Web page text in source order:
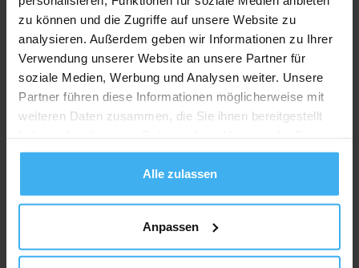
zu können und die Zugriffe auf unsere Website zu
analysieren. Außerdem geben wir Informationen zu Ihrer
Verwendung unserer Website an unsere Partner für
soziale Medien, Werbung und Analysen weiter. Unsere
Partner führen diese Informationen möglicherweise mit
weiteren Daten zusammen, die Sie ihnen bereitgestellt
gesammelt haben.
Alle zulassen
Anpassen
Auf Karte Anzeigen